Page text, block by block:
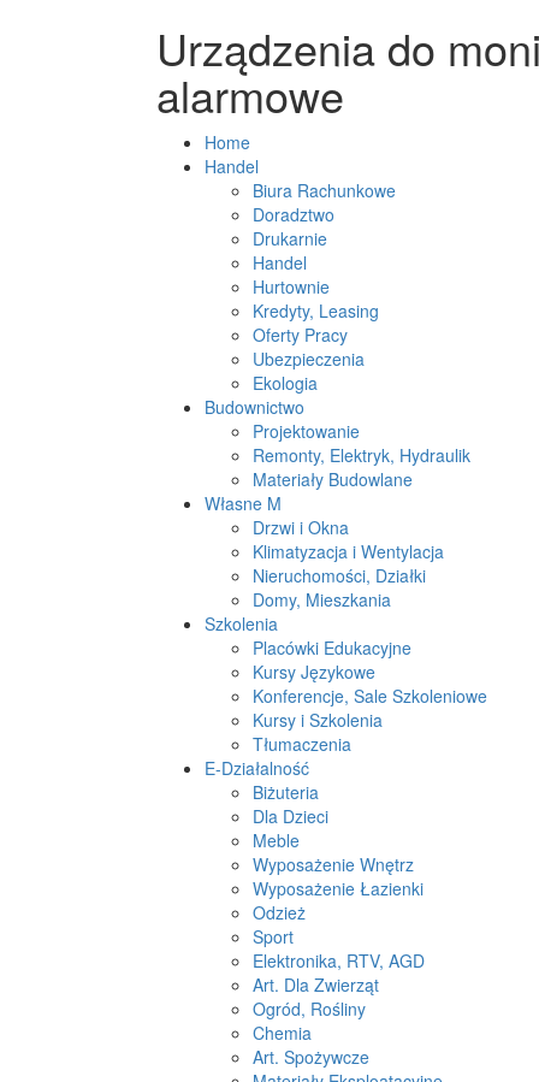
Urządzenia do
alarmowe
Home
Handel
Biura Rachunkowe
Doradztwo
Drukarnie
Handel
Hurtownie
Kredyty, Leasing
Oferty Pracy
Ubezpieczenia
Ekologia
Budownictwo
Projektowanie
Remonty, Elektryk, Hydraulik
Materiały Budowlane
Własne M
Drzwi i Okna
Klimatyzacja i Wentylacja
Nieruchomości, Działki
Domy, Mieszkania
Szkolenia
Placówki Edukacyjne
Kursy Językowe
Konferencje, Sale Szkoleniowe
Kursy i Szkolenia
Tłumaczenia
E-Działalność
Biżuteria
Dla Dzieci
Meble
Wyposażenie Wnętrz
Wyposażenie Łazienki
Odzież
Sport
Elektronika, RTV, AGD
Art. Dla Zwierząt
Ogród, Rośliny
Chemia
Art. Spożywcze